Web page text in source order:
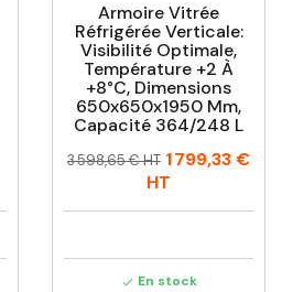
Armoire Vitrée
Réfrigérée Verticale:
Visibilité Optimale,
Température +2 À
+8°C, Dimensions
650x650x1950 Mm,
Capacité 364/248 L
Prix
Prix
3 598,65 € HT 1 799,33 €
HT
 En stock